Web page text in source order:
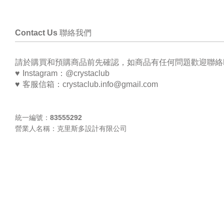
Contact Us 聯絡我們
請於購買和預購商品前先確認，如商品有任何問題歡迎聯絡
♥
Instagram：@crystaclub
♥ 客服信箱 ： crystaclub.info@gmail.com
統一編號：83555292
營業人名稱：克里斯多設計有限公司